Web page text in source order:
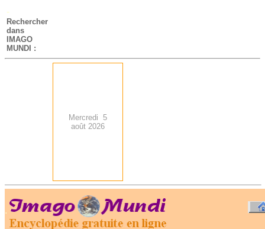
-
Rechercher
dans
IMAGO
MUNDI :
Mercredi 5
août 2026
.